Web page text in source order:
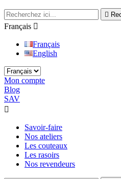

Français 
Français
English
Mon compte
Blog
SAV

Savoir-faire
Nos ateliers
Les couteaux
Les rasoirs
Nos revendeurs